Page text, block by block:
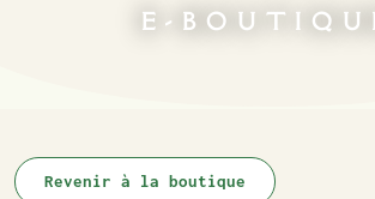
E-
Revenir à la boutique